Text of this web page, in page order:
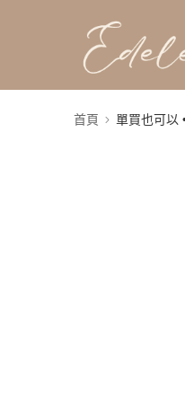
首頁 單買也可以